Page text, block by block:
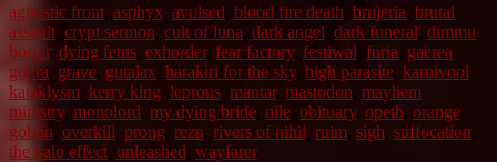
agnostic front asphyx avulsed blood fire death brujeria brutal
assault crypt sermon cult of luna dark angel dark funeral dimmu
borgir, dying fetus exhorder, fear factory, festiwal furia gaerea
gojira, grave gutalax harakiri for the sky, high parasite karnivool
kataklysm kerry king leprous mantar, mastodon mayhem
ministry, monolord my dying bride nile obituary, opeth orange
goblin overkill prong rezn rivers of nihil ruim sigh suffocation
the halo effect unleashed wayfarer